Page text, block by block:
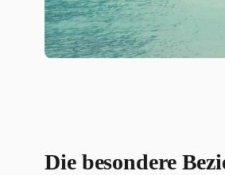
Die besondere